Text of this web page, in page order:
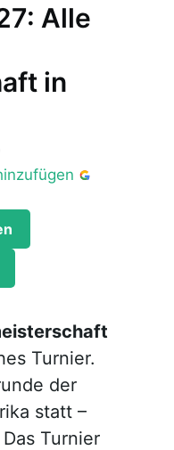
Alle
in
Turnier.
der
statt –
Das Turnier